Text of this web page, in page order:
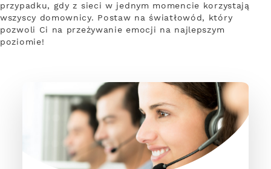
przypadku, gdy z sieci w jednym momencie korzystają
wszyscy domownicy. Postaw na światłowód, który
pozwoli Ci na przeżywanie emocji na najlepszym
poziomie!